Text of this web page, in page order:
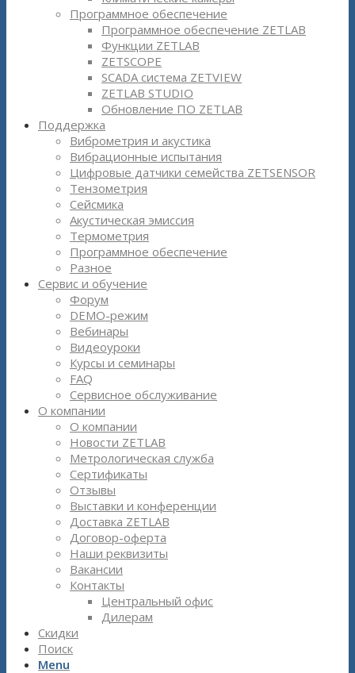
Программное обеспечение
Программное обеспечение ZETLAB
Функции ZETLAB
ZETSCOPE
SCADA система ZETVIEW
ZETLAB STUDIO
Обновление ПО ZETLAB
Поддержка
Виброметрия и акустика
Вибрационные испытания
Цифровые датчики семейства ZETSENSOR
Тензометрия
Сейсмика
Акустическая эмиссия
Термометрия
Программное обеспечение
Разное
Сервис и обучение
Форум
DEMO-режим
Вебинары
Видеоуроки
Курсы и семинары
FAQ
Сервисное обслуживание
О компании
О компании
Новости ZETLAB
Метрологическая служба
Сертификаты
Отзывы
Выставки и конференции
Доставка ZETLAB
Договор-оферта
Наши реквизиты
Вакансии
Контакты
Центральный офис
Дилерам
Скидки
Поиск
Menu